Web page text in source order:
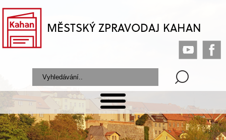
MĚSTSKÝ ZPRAVODAJ KAHAN